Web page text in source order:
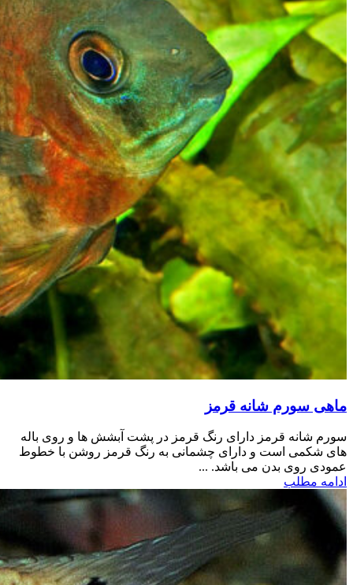
ماهی سورم شانه قرمز
سورم شانه قرمز دارای رنگ قرمز در پشت آبشش ها و روی باله
های شکمی است و دارای چشمانی به رنگ قرمز روشن با خطوط
عمودی روی بدن می باشد. ...
ادامه مطلب